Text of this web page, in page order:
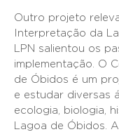
Outro projeto
Interpretação da
LPN salientou os
implementação. O
de Óbidos é um
e estudar diversas
ecologia, biologia,
Lagoa de Óbidos.